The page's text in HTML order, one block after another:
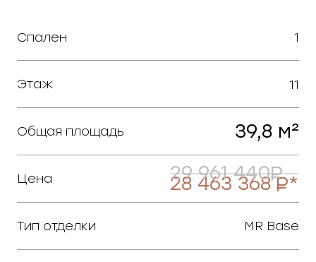
Спален 1
Этаж 11
Общая площадь 39,8 м²
Цена 29 961 440
28 463 368 *
Тип отделки MR Base